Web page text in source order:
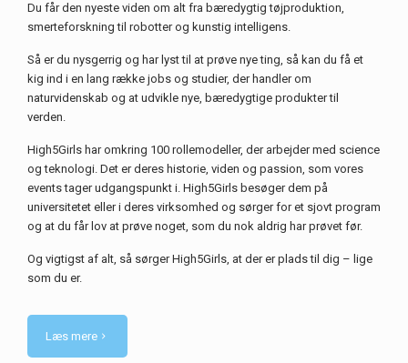
Du får den nyeste viden om alt fra bæredygtig tøjproduktion,
smerteforskning til robotter og kunstig intelligens.
Så er du nysgerrig og har lyst til at prøve nye ting, så kan du få et
kig ind i en lang række jobs og studier, der handler om
naturvidenskab og at udvikle nye, bæredygtige produkter til
verden.
High5Girls har omkring 100 rollemodeller, der arbejder med science
og teknologi. Det er deres historie, viden og passion, som vores
events tager udgangspunkt i. High5Girls besøger dem på
universitetet eller i deres virksomhed og sørger for et sjovt program
og at du får lov at prøve noget, som du nok aldrig har prøvet før.
Og vigtigst af alt, så sørger High5Girls, at der er plads til dig – lige
som du er.
Læs mere